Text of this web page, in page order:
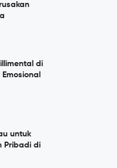
di
untuk
Pribadi di